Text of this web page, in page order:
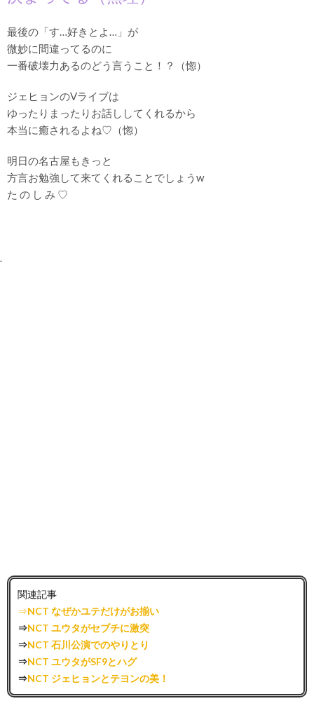
最後の「す…好きとよ…」が
微妙に間違ってるのに
一番破壊力あるのどう言うこと！？（惚）
ジェヒョンのVライブは
ゆったりまったりお話ししてくれるから
本当に癒されるよね♡（惚）
明日の名古屋もきっと
方言お勉強して来てくれることでしょうw
た の し み ♡
関連記事
⇒NCT なぜかユテだけがお揃い
⇒NCT ユウタがセブチに激突
⇒NCT 石川公演でのやりとり
⇒NCT ユウタがSF9とハグ
⇒NCT ジェヒョンとテヨンの美！